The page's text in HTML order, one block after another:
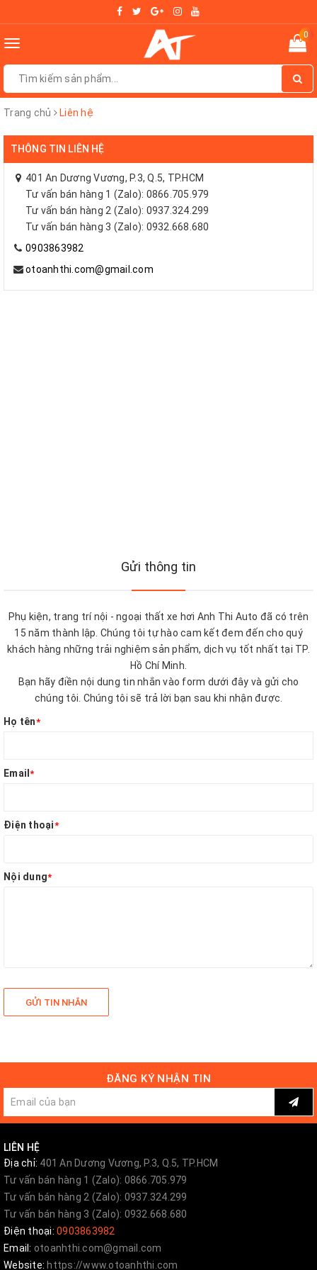
Toggle
0
Trang chủ Liên hệ
THÔNG TIN LIÊN HỆ
401 An Dương Vương, P.3, Q.5, TP.HCM
Tư vấn bán hàng 1 (Zalo): 0866.705.979
Tư vấn bán hàng 2 (Zalo): 0937.324.299
Tư vấn bán hàng 3 (Zalo): 0932.668.680
0903863982
otoanhthi.com@gmail.com
Gửi thông tin
Phụ kiện, trang trí nội - ngoại thất xe hơi Anh Thi Auto đã có trên
15 năm thành lập. Chúng tôi tự hào cam kết đem đến cho quý
khách hàng những trải nghiệm sản phẩm, dịch vụ tốt nhất tại TP.
Hồ Chí Minh.
Bạn hãy điền nội dung tin nhắn vào form dưới đây và gửi cho
chúng tôi. Chúng tôi sẽ trả lời bạn sau khi nhận được.
Họ tên*
Email*
Điện thoại*
Nội dung*
GỬI TIN NHẮN
ĐĂNG KÝ NHẬN TIN
LIÊN HỆ
Địa chỉ: 401 An Dương Vương, P.3, Q.5, TP.HCM
Tư vấn bán hàng 1 (Zalo): 0866.705.979
Tư vấn bán hàng 2 (Zalo): 0937.324.299
Tư vấn bán hàng 3 (Zalo): 0932.668.680
Điện thoại: 0903863982
Email: otoanhthi.com@gmail.com
Website: https://www.otoanhthi.com